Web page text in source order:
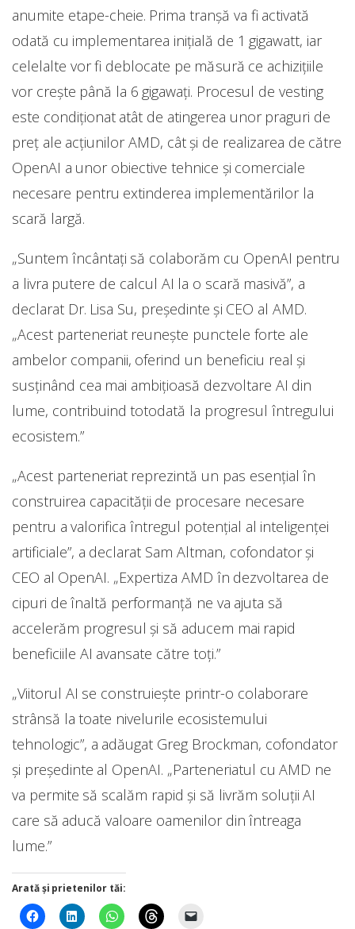
anumite etape-cheie. Prima tranșă va fi activată
odată cu implementarea inițială de 1 gigawatt, iar
celelalte vor fi deblocate pe măsură ce achizițiile
vor crește până la 6 gigawați. Procesul de vesting
este condiționat atât de atingerea unor praguri de
preț ale acțiunilor AMD, cât și de realizarea de către
OpenAI a unor obiective tehnice și comerciale
necesare pentru extinderea implementărilor la
scară largă.
„Suntem încântați să colaborăm cu OpenAI pentru
a livra putere de calcul AI la o scară masivă”, a
declarat Dr. Lisa Su, președinte și CEO al AMD.
„Acest parteneriat reunește punctele forte ale
ambelor companii, oferind un beneficiu real și
susținând cea mai ambițioasă dezvoltare AI din
lume, contribuind totodată la progresul întregului
ecosistem.”
„Acest parteneriat reprezintă un pas esențial în
construirea capacității de procesare necesare
pentru a valorifica întregul potențial al inteligenței
artificiale”, a declarat Sam Altman, cofondator și
CEO al OpenAI. „Expertiza AMD în dezvoltarea de
cipuri de înaltă performanță ne va ajuta să
accelerăm progresul și să aducem mai rapid
beneficiile AI avansate către toți.”
„Viitorul AI se construiește printr-o colaborare
strânsă la toate nivelurile ecosistemului
tehnologic”, a adăugat Greg Brockman, cofondator
și președinte al OpenAI. „Parteneriatul cu AMD ne
va permite să scalăm rapid și să livrăm soluții AI
care să aducă valoare oamenilor din întreaga
lume.”
Arată și prietenilor tăi: